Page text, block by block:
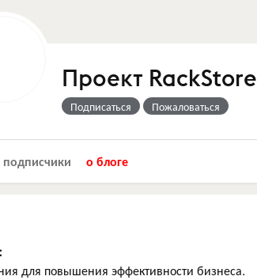
Проект RackStore
Подписаться Пожаловаться
подписчики о блоге
для повышения эффективности бизнеса.